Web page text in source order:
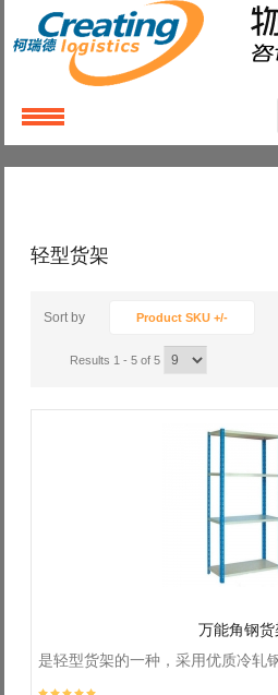
轻型货架
Sort by Product SKU +/-
Results 1 - 5 of 5
万能角钢货
是轻型货架的一种，采用优质冷轧
LoginorRegister